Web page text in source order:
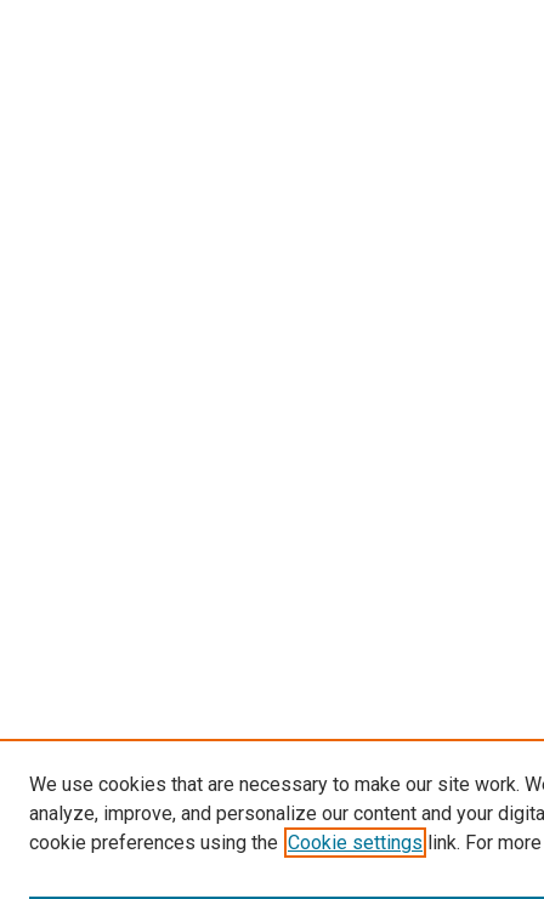
We use cookies that are necessary to make our site work.
analyze, improve, and personalize our content and your
cookie preferences using the Cookie settings link. For